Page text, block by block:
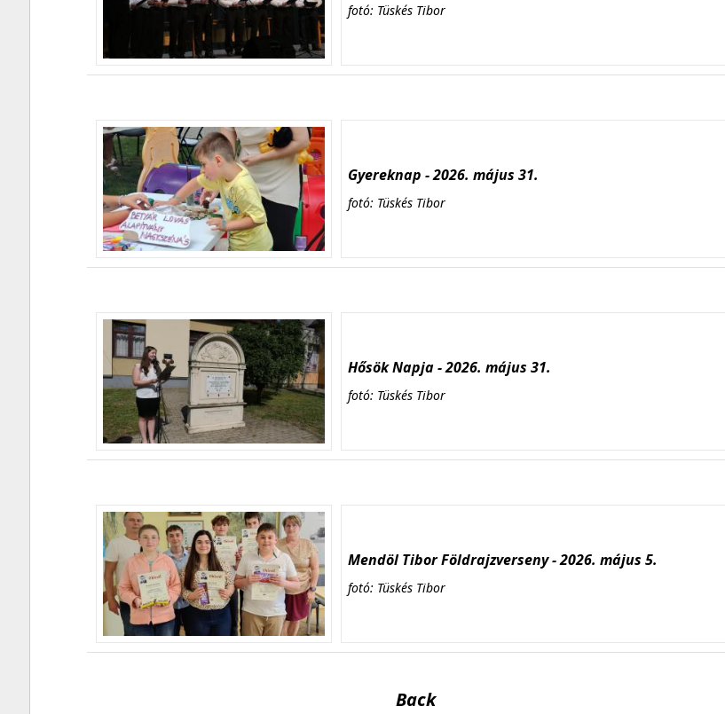
fotó: Tüskés Tibor
Gyereknap - 2026. május 31.
fotó: Tüskés Tibor
Hősök Napja - 2026. május 31.
fotó: Tüskés Tibor
Mendöl Tibor Földrajzverseny - 2026. május 5.
fotó: Tüskés Tibor
Back